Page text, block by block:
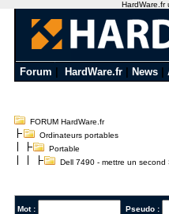
Forum HardWare.fr News
FORUM HardWare.fr
Ordinateurs portables
Portable
Dell 7490 - mettre un second
Mot : Pseudo :
HardWare.fr